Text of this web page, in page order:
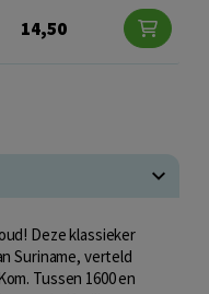
14,50
Deze klassieker
Suriname, verteld
Tussen 1600 en